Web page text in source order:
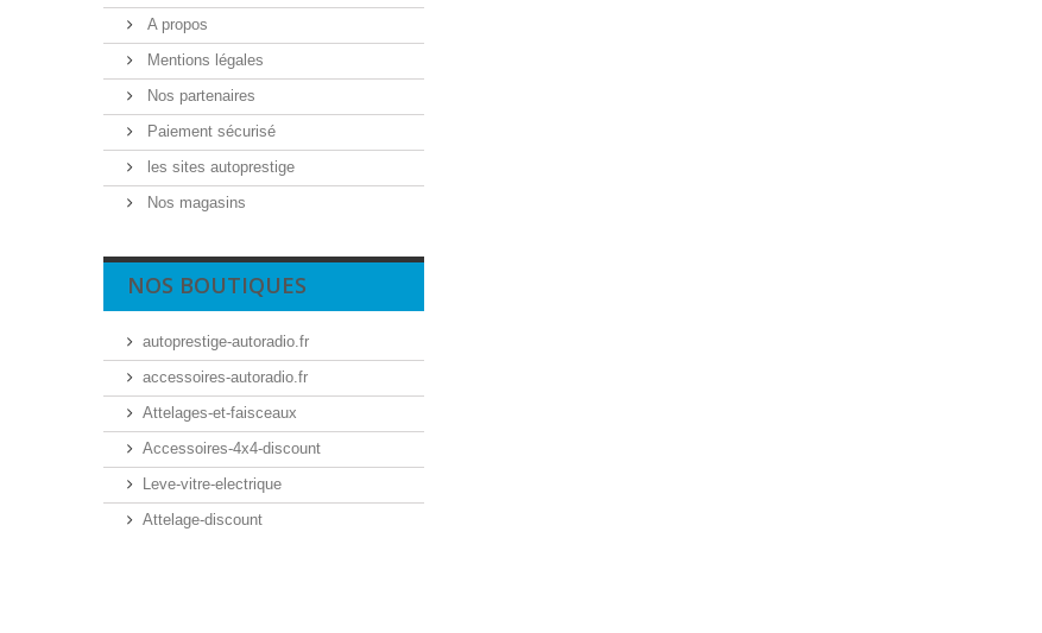
A propos
Mentions légales
Nos partenaires
Paiement sécurisé
les sites autoprestige
Nos magasins
NOS BOUTIQUES
autoprestige-autoradio.fr
accessoires-autoradio.fr
Attelages-et-faisceaux
Accessoires-4x4-discount
Leve-vitre-electrique
Attelage-discount